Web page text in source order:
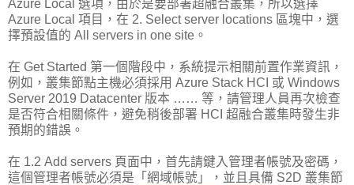
Azure Local 選項，由於是要部署超融合叢集，所以選擇
Azure Local 項目，在 2. Select server locations 區塊中，選
擇預設值的 All servers in one site。
在 Get Started 第一個階段中，系統提示相關前置作業資訊，
例如，叢集節點主機必須採用 Azure Stack HCI 或 Windows
Server 2019 Datacenter 版本 …… 等，請管理人員再次檢查
是否符合相關條件，避免稍後部署 HCI 超融合叢集時發生非
預期的錯誤。
在 1.2 Add servers 頁面中，首先請鍵入管理者帳號及密碼，
這個管理者帳號必須是「網域帳號」，並且具備 S2D 叢集節